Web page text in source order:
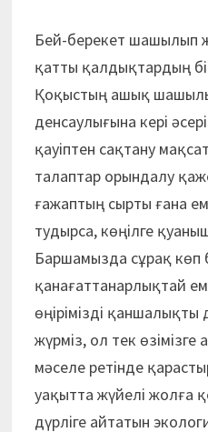
Бей-берекет шашылып
қатты қалдықтардың
Қоқыстың ашық
денсаулығына кері
қауіптен сақтану
талаптар орындалу
ғажаптың сырты ғана
тудырса, көңілге
Баршамызда сұрақ көп
қанағаттанарлықтай
өңірімізді қаншалықты
жүрміз, ол тек өзімізге
мәселе ретінде
уақытта жүйелі жолға
дүрліге айтатын